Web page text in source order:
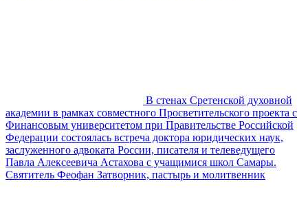
В стенах Сретенской духовной
академии в рамках совместного Просветительского проекта с
Финансовым университетом при Правительстве Российской
Федерации состоялась встреча доктора юридических наук,
заслуженного адвоката России, писателя и телеведущего
Павла Алексеевича Астахова с учащимися школ Самары.
Святитель Феофан Затворник, пастырь и молитвенник